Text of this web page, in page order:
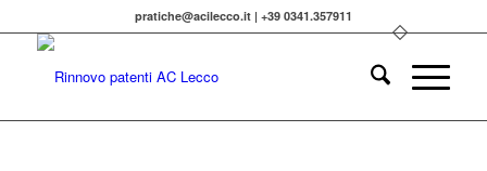
pratiche@acilecco.it | +39 0341.357911